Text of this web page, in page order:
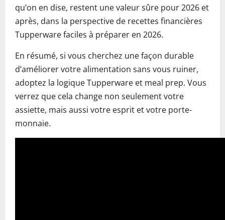
qu’on en dise, restent une valeur sûre pour 2026 et
après, dans la perspective de recettes financières
Tupperware faciles à préparer en 2026.
En résumé, si vous cherchez une façon durable
d’améliorer votre alimentation sans vous ruiner,
adoptez la logique Tupperware et meal prep. Vous
verrez que cela change non seulement votre
assiette, mais aussi votre esprit et votre porte-
monnaie.